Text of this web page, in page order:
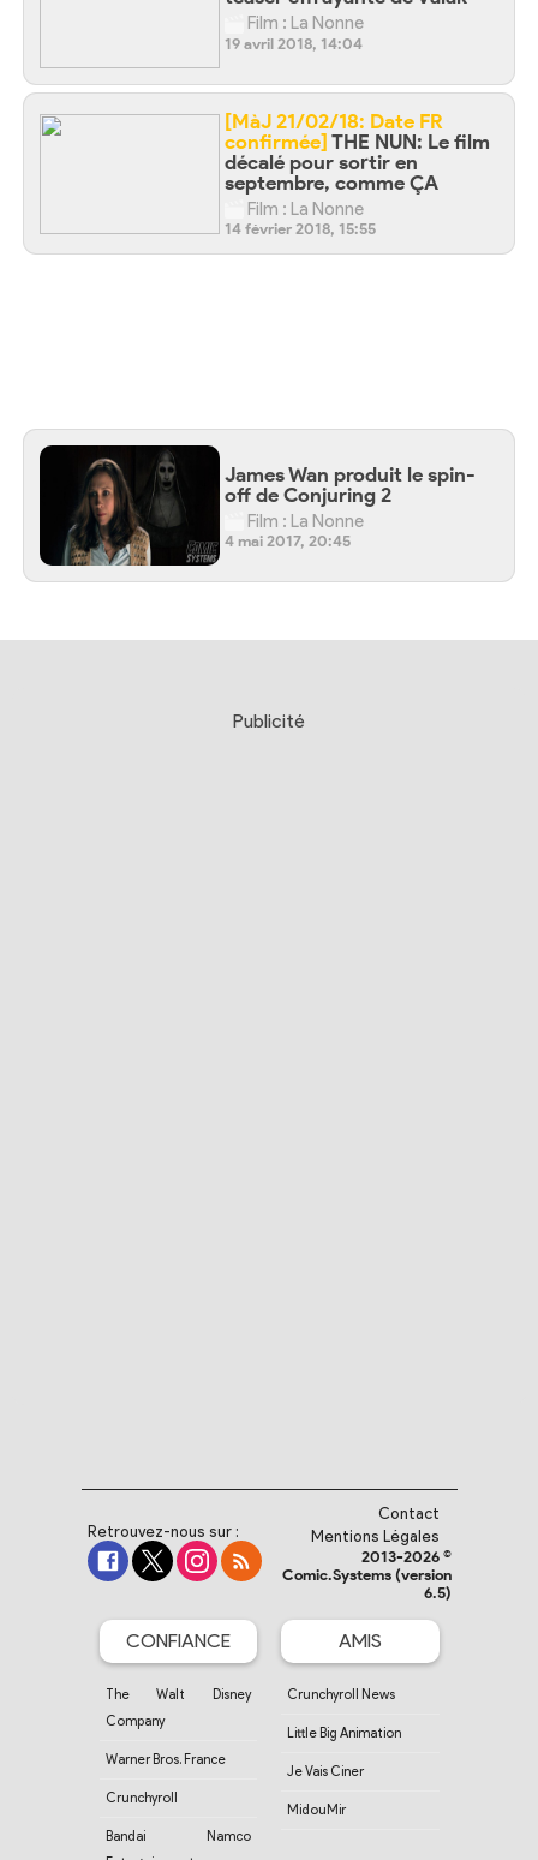
Film : La Nonne
19 avril 2018, 14:04
[MàJ 21/02/18: Date FR
confirmée] THE NUN: Le film
décalé pour sortir en
septembre, comme ÇA
Film : La Nonne
14 février 2018, 15:55
James Wan produit le spin-
off de Conjuring 2
Film : La Nonne
4 mai 2017, 20:45
Publicité
Retrouvez-nous sur :
Contact
Mentions Légales
2013-2026 ©
Comic.Systems (version
6.5)
CONFIANCE
The Walt Disney
Company
Warner Bros. France
Crunchyroll
Bandai Namco
AMIS
Crunchyroll News
Little Big Animation
Je Vais Ciner
MidouMir